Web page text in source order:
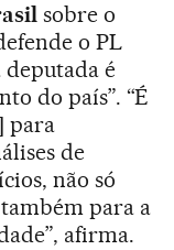
sobre o
o PL
deputada é
do país”. “É
para
de
não só
para a
afirma.